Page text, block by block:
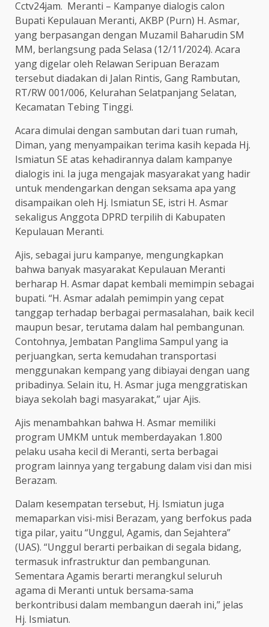
Cctv24jam. Meranti – Kampanye dialogis calon
Bupati Kepulauan Meranti, AKBP (Purn) H. Asmar,
yang berpasangan dengan Muzamil Baharudin SM
MM, berlangsung pada Selasa (12/11/2024). Acara
yang digelar oleh Relawan Seripuan Berazam
tersebut diadakan di Jalan Rintis, Gang Rambutan,
RT/RW 001/006, Kelurahan Selatpanjang Selatan,
Kecamatan Tebing Tinggi.
Acara dimulai dengan sambutan dari tuan rumah,
Diman, yang menyampaikan terima kasih kepada Hj.
Ismiatun SE atas kehadirannya dalam kampanye
dialogis ini. Ia juga mengajak masyarakat yang hadir
untuk mendengarkan dengan seksama apa yang
disampaikan oleh Hj. Ismiatun SE, istri H. Asmar
sekaligus Anggota DPRD terpilih di Kabupaten
Kepulauan Meranti.
Ajis, sebagai juru kampanye, mengungkapkan
bahwa banyak masyarakat Kepulauan Meranti
berharap H. Asmar dapat kembali memimpin sebagai
bupati. “H. Asmar adalah pemimpin yang cepat
tanggap terhadap berbagai permasalahan, baik kecil
maupun besar, terutama dalam hal pembangunan.
Contohnya, Jembatan Panglima Sampul yang ia
perjuangkan, serta kemudahan transportasi
menggunakan kempang yang dibiayai dengan uang
pribadinya. Selain itu, H. Asmar juga menggratiskan
biaya sekolah bagi masyarakat,” ujar Ajis.
Ajis menambahkan bahwa H. Asmar memiliki
program UMKM untuk memberdayakan 1.800
pelaku usaha kecil di Meranti, serta berbagai
program lainnya yang tergabung dalam visi dan misi
Berazam.
Dalam kesempatan tersebut, Hj. Ismiatun juga
memaparkan visi-misi Berazam, yang berfokus pada
tiga pilar, yaitu “Unggul, Agamis, dan Sejahtera”
(UAS). “Unggul berarti perbaikan di segala bidang,
termasuk infrastruktur dan pembangunan.
Sementara Agamis berarti merangkul seluruh
agama di Meranti untuk bersama-sama
berkontribusi dalam membangun daerah ini,” jelas
Hj. Ismiatun.